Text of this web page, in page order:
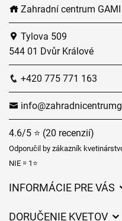
Zahradní centrum
Tylova 509
544 01 Dvůr Králové
+420 775 771 163
4.6/5 ⭐ (20 recenzií)
Odporučil by zákazník
NIE = 1⭐
INFORMÁCIE PRE VÁS
DORUČENIE KVETOV